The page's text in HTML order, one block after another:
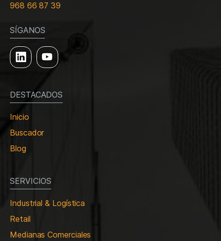
968 66 87 39
SÍGANOS
DESTACADOS
Inicio
Buscador
Blog
SERVICIOS
Industrial & Logística
Retail
Medianas Comerciales